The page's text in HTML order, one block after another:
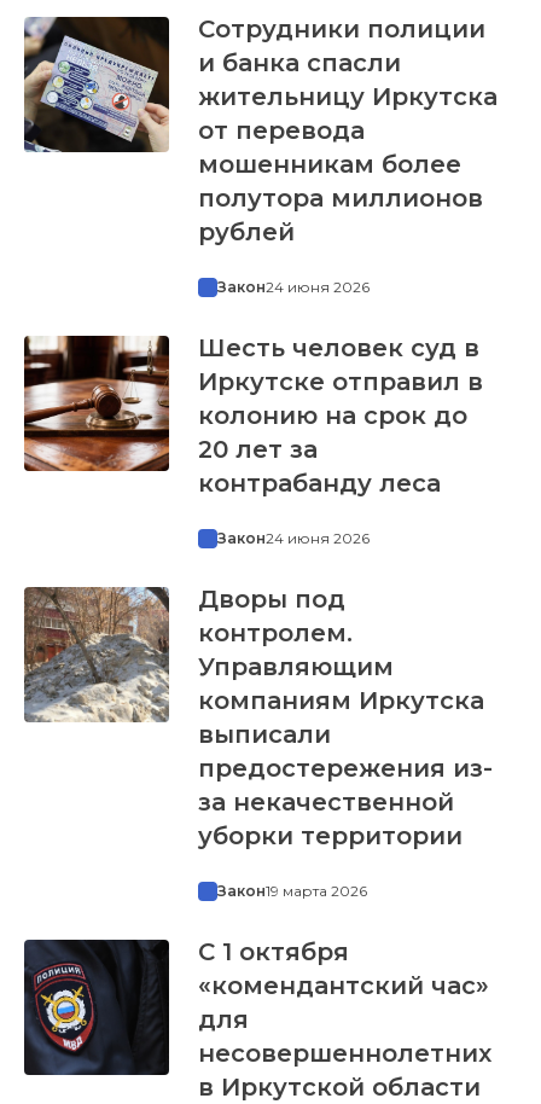
Сотрудники полиции
и банка спасли
жительницу Иркутска
от перевода
мошенникам более
полутора миллионов
рублей
Закон24 июня 2026
Шесть человек суд в
Иркутске отправил в
колонию на срок до
20 лет за
контрабанду леса
Закон24 июня 2026
Дворы под
контролем.
Управляющим
компаниям Иркутска
выписали
предостережения из-
за некачественной
уборки территории
Закон19 марта 2026
С 1 октября
«комендантский час»
для
несовершеннолетних
в Иркутской области